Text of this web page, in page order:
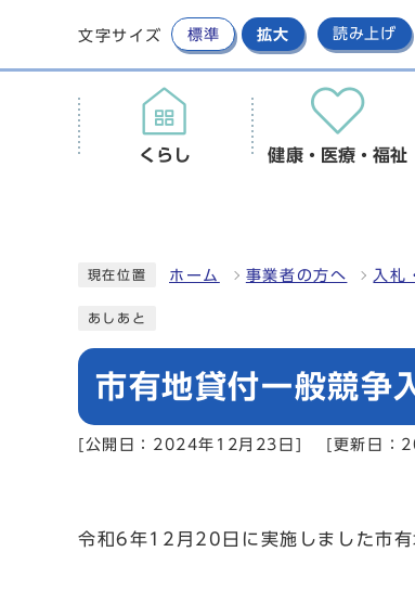
文字サイズ 標準 拡大 読み上げ
くらし 健康・医療・福祉
現在位置 ホーム 事業者の方へ 入札
あしあと
市有地貸付一般競争
[公開日：2024年12月23日] [更新日：
令和6年12月20日に実施しました市有